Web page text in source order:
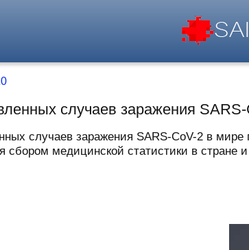
случаев заражения
случаев заражения SARS-CoV-2 в
медицинской статистики в стране